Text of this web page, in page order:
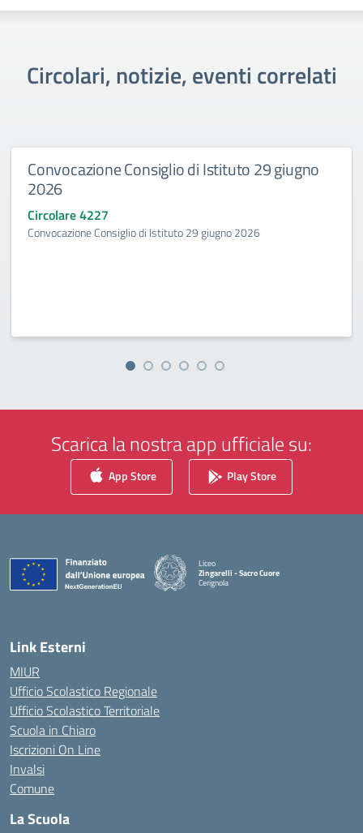
Circolari, notizie, eventi correlati
Convocazione Consiglio di Istituto 29 giugno
2026
Circolare 4227
Convocazione Consiglio di Istituto 29 giugno 2026
Scarica la nostra app ufficiale su:
App Store Play Store
Liceo
Zingarelli - Sacro Cuore
Cerignola
— Visita la pagina iniziale della scuola
Link Esterni
MIUR
Ufficio Scolastico Regionale
Ufficio Scolastico Territoriale
Scuola in Chiaro
Iscrizioni On Line
Invalsi
Comune
La Scuola